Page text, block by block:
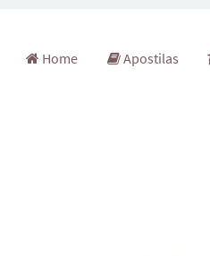
Pular para o conteúdo
Home Apostilas